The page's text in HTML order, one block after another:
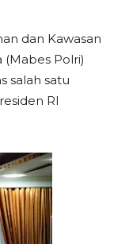
dan Kawasan
(Mabes Polri)
salah satu
RI